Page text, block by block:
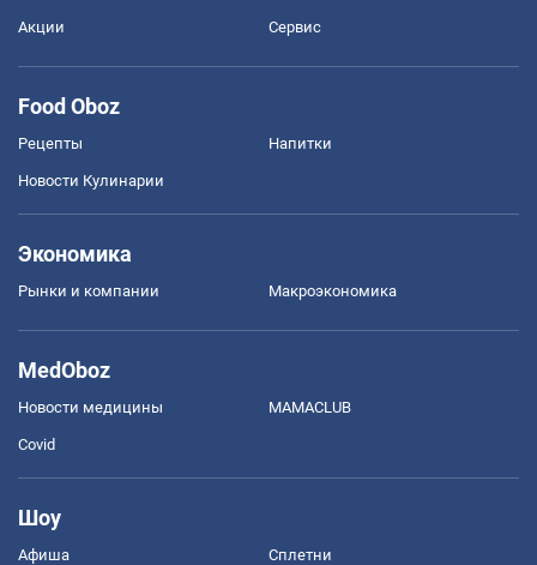
Акции Сервис
Food Oboz
Рецепты Напитки
Новости Кулинарии
Экономика
Рынки и компании Mакроэкономика
MedOboz
Новости медицины MAMACLUB
Covid
Шоу
Афиша Сплетни